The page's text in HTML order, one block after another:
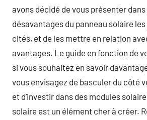
avons décidé de vous présenter
désavantages du panneau solaire
cités, et de les mettre en relation
avantages. Le guide en fonction de
si vous souhaitez en savoir
vous envisagez de basculer du côté
et d’investir dans des modules
solaire est un élément cher à créer.